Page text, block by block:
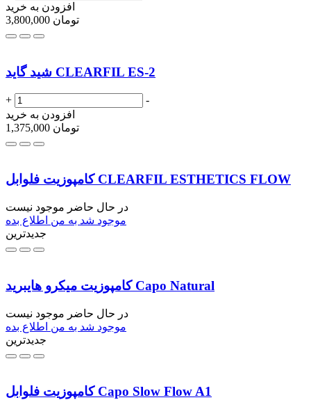
افزودن به خرید
3,800,000 تومان
شید گاید CLEARFIL ES-2
+
-
افزودن به خرید
1,375,000 تومان
کامپوزیت فلوابل CLEARFIL ESTHETICS FLOW
در حال حاضر موجود نیست
موجود شد به من اطلاع بده
جدیدترین
کامپوزیت میکرو هایبرید Capo Natural
در حال حاضر موجود نیست
موجود شد به من اطلاع بده
جدیدترین
کامپوزیت فلوابل Capo Slow Flow A1